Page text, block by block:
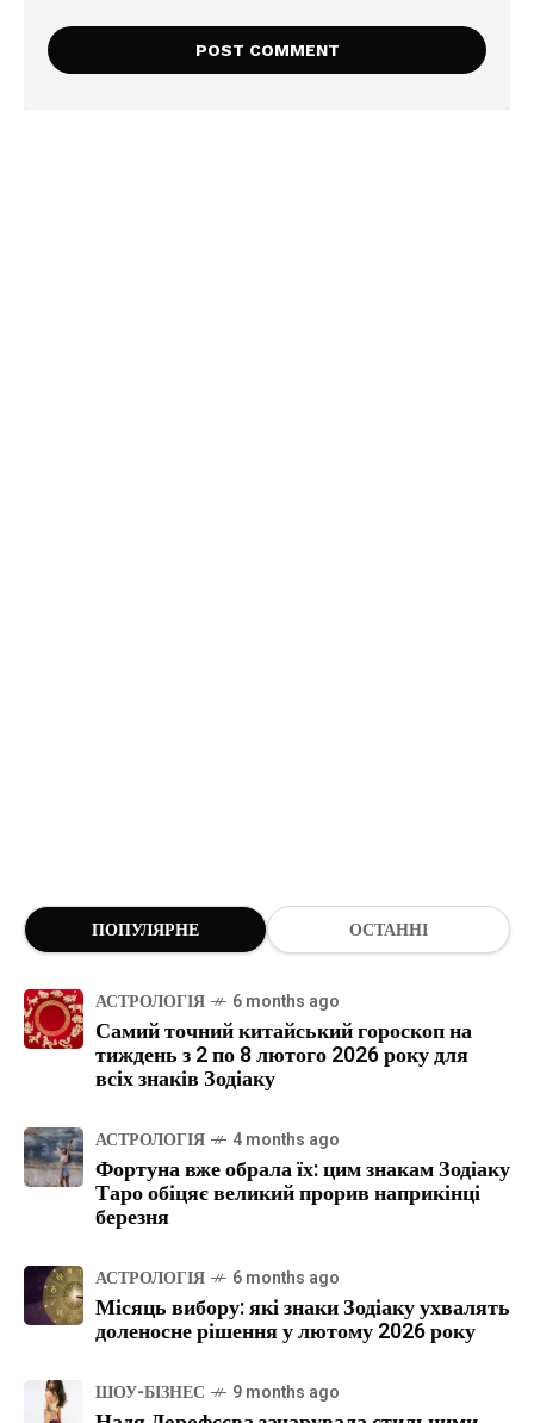
ПОПУЛЯРНЕ ОСТАННІ
АСТРОЛОГІЯ 6 months ago
Самий точний китайський гороскоп на
тиждень з 2 по 8 лютого 2026 року для
всіх знаків Зодіаку
АСТРОЛОГІЯ 4 months ago
Фортуна вже обрала їх: цим знакам Зодіаку
Таро обіцяє великий прорив наприкінці
березня
АСТРОЛОГІЯ 6 months ago
Місяць вибору: які знаки Зодіаку ухвалять
доленосне рішення у лютому 2026 року
ШОУ-БІЗНЕС 9 months ago